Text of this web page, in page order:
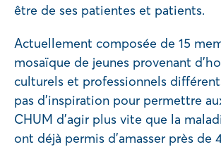
être de ses patientes et patients.
Actuellement composée de 15
mosaïque de jeunes provenant
culturels et professionnels
pas d’inspiration pour permettre
CHUM d’agir plus vite que la
ont déjà permis d’amasser près de